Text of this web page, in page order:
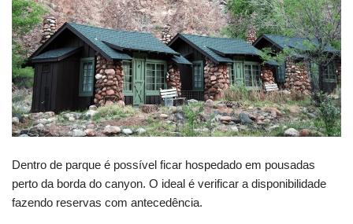
Dentro de parque é possível ficar hospedado em pousadas
perto da borda do canyon. O ideal é verificar a disponibilidade
fazendo reservas com antecedência.